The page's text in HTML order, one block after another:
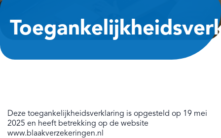
Deze toegankelijkheidsverklaring is opgesteld op 19 mei
2025 en heeft betrekking op de website
www.blaakverzekeringen.nl